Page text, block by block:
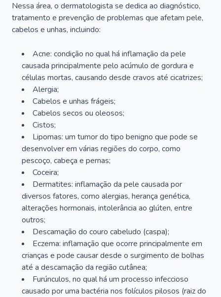
Nessa área, o dermatologista se dedica ao diagnóstico,
tratamento e prevenção de problemas que afetam pele,
cabelos e unhas, incluindo:
Acne: condição no qual há inflamação da pele
causada principalmente pelo acúmulo de gordura e
células mortas, causando desde cravos até cicatrizes;
Alergia;
Cabelos e unhas frágeis;
Cabelos secos ou oleosos;
Cistos;
Lipomas: um tumor do tipo benigno que pode se
desenvolver em várias regiões do corpo, como
pescoço, cabeça e pernas;
Coceira;
Dermatites: inflamação da pele causada por
diversos fatores, como alergias, herança genética,
alterações hormonais, intolerância ao glúten, entre
outros;
Descamação do couro cabeludo (caspa);
Eczema: inflamação que ocorre principalmente em
crianças e pode causar desde o surgimento de bolhas
até a descamação da região cutânea;
Furúnculos, no qual há um processo infeccioso
causado por uma bactéria nos folículos pilosos (raiz do